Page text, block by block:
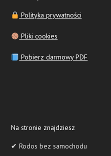
Polityka prywatności
Pliki cookies
Pobierz darmowy PDF
Na stronie znajdziesz
✔ Rodos bez samochodu